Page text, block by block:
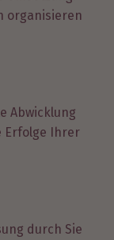
organisieren
Abwicklung
Erfolge Ihrer
durch Sie